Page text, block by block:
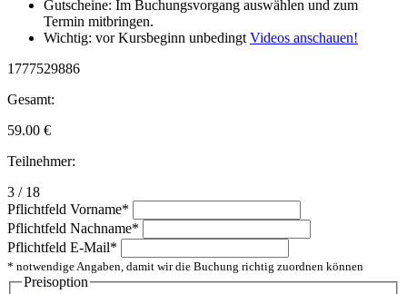
Gutscheine: Im Buchungsvorgang auswählen und zum
Termin mitbringen.
Wichtig: vor Kursbeginn unbedingtVideos anschauen!
1777529886
Gesamt:
59.00 €
Teilnehmer:
3 / 18
Pflichtfeld Vorname*
Pflichtfeld Nachname*
Pflichtfeld E-Mail*
* notwendige Angaben, damit wir die Buchung richtig zuordnen können
Preisoption